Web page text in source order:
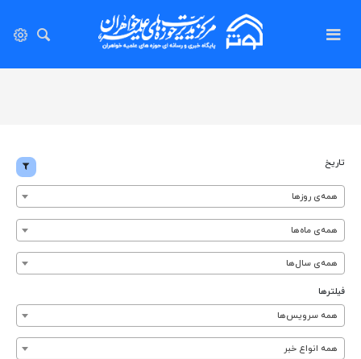
تاریخ
همه‌ی روزها
همه‌ی ماه‌ها
همه‌ی سال‌ها
فیلترها
همه سرویس‌ها
همه انواع خبر